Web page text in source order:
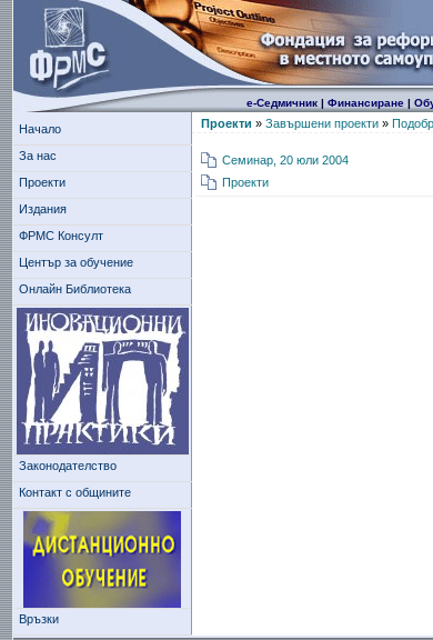
е-Седмичник| Финансиране|
Начало
За нас
Проекти
Издания
ФРМС Консулт
Център за обучение
Онлайн Библиотека
Законодателство
Контакт с общините
Връзки
Проекти » Завършени проекти»
Семинар, 20 юли 2004
Проекти